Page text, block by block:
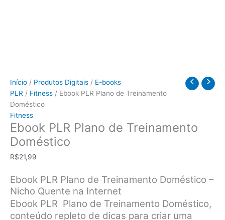
Início / Produtos Digitais / E-books
PLR / Fitness / Ebook PLR Plano de Treinamento
Doméstico
Fitness
Ebook PLR Plano de Treinamento
Doméstico
R$21,99
Ebook PLR Plano de Treinamento Doméstico –
Nicho Quente na Internet
Ebook PLR Plano de Treinamento Doméstico,
conteúdo repleto de dicas para criar uma